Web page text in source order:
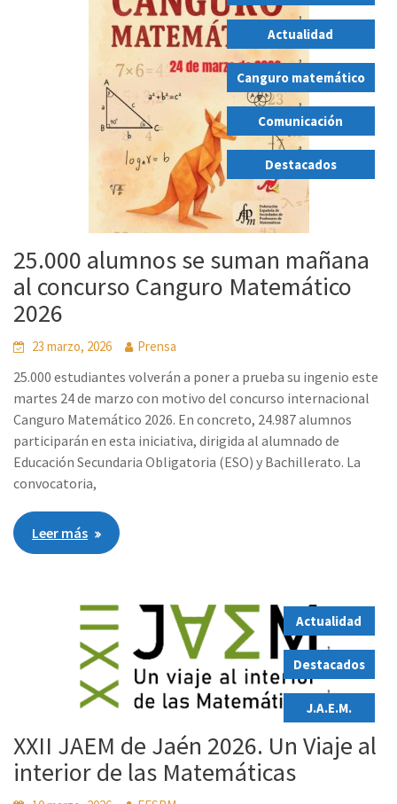
,
Actualidad
,
Canguro matemático
,
Comunicación
,
Destacados
25.000 alumnos se suman mañana
al concurso Canguro Matemático
2026
23 marzo, 2026 Prensa
25.000 estudiantes volverán a poner a prueba su ingenio este
martes 24 de marzo con motivo del concurso internacional
Canguro Matemático 2026. En concreto, 24.987 alumnos
participarán en esta iniciativa, dirigida al alumnado de
Educación Secundaria Obligatoria (ESO) y Bachillerato. La
convocatoria,
Leer más
Actualidad
,
Destacados
,
J.A.E.M.
XXII JAEM de Jaén 2026. Un Viaje al
interior de las Matemáticas